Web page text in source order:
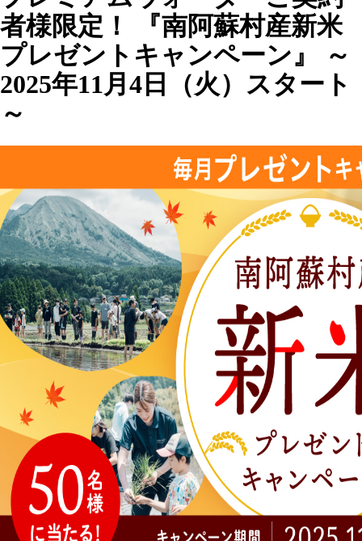
者様限定！ 『南阿蘇村産新米
プレゼントキャンペーン』 ～
2025年11月4日（火）スタート
～